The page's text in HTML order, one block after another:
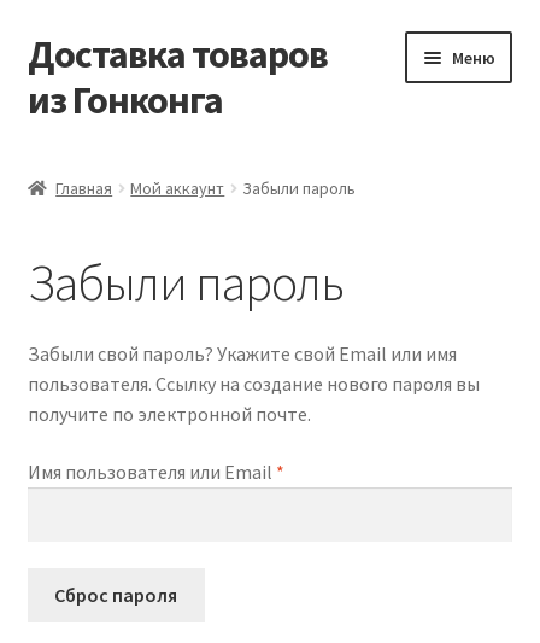
Перейти
к
навигации
Перейти
к
содержимому
Доставка товаров
из Гонконга
Меню
Корзина
Мой аккаунт
Новости
Оптовый склад
Услуги
Главная Мой аккаунт Забыли пароль
Забыли пароль
Забыли свой пароль? Укажите свой Email или имя
пользователя. Ссылку на создание нового пароля вы
получите по электронной почте.
Имя пользователя или Email *Обязательно
Сброс пароля